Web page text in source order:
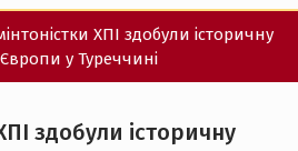
ХПІ здобули історичну
у Туреччині
здобули історичну